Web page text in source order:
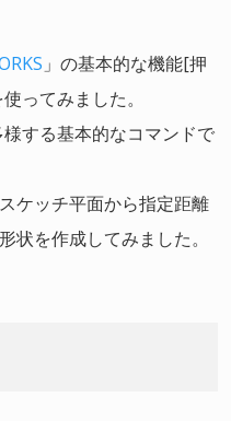
」の基本的な機能[押
ってみました。
する基本的なコマンドで
ケッチ平面から指定距離
状を作成してみました。